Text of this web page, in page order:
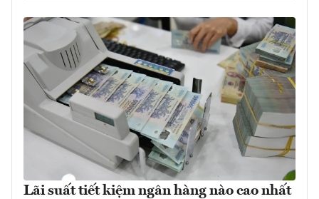
Lãi suất tiết kiệm ngân hàng nào cao nhất